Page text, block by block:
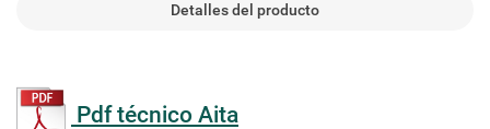
Detalles del producto
Pdf técnico Aita